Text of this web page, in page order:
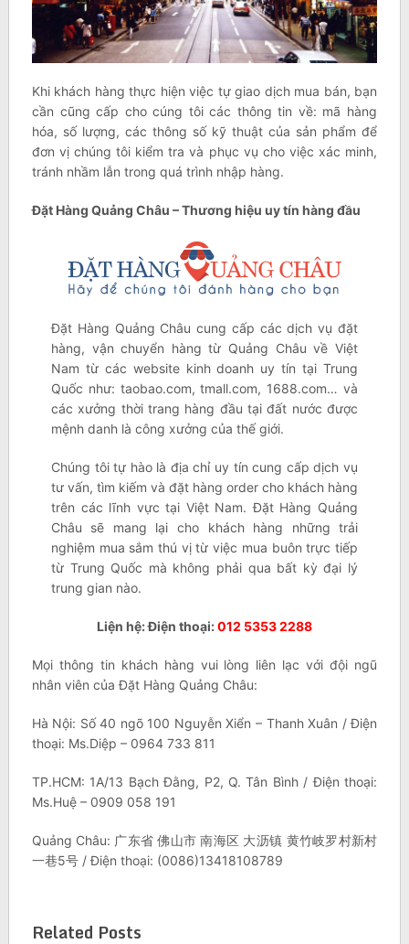
Khi khách hàng thực hiện việc tự giao dịch mua bán, bạn
cần cũng cấp cho cúng tôi các thông tin về: mã hàng
hóa, số lượng, các thông số kỹ thuật của sản phẩm để
đơn vị chúng tôi kiểm tra và phục vụ cho việc xác minh,
tránh nhầm lẫn trong quá trình nhập hàng.
Đặt Hàng Quảng Châu – Thương hiệu uy tín hàng đầu
Đặt Hàng Quảng Châu cung cấp các dịch vụ đặt
hàng, vận chuyển hàng từ Quảng Châu về Việt
Nam từ các website kinh doanh uy tín tại Trung
Quốc như: taobao.com, tmall.com, 1688.com… và
các xưởng thời trang hàng đầu tại đất nước được
mệnh danh là công xưởng của thế giới.
Chúng tôi tự hào là địa chỉ uy tín cung cấp dịch vụ
tư vấn, tìm kiếm và đặt hàng order cho khách hàng
trên các lĩnh vực tại Việt Nam. Đặt Hàng Quảng
Châu sẽ mang lại cho khách hàng những trải
nghiệm mua sắm thú vị từ việc mua buôn trực tiếp
từ Trung Quốc mà không phải qua bất kỳ đại lý
trung gian nào.
Liện hệ: Điện thoại:012 5353 2288
Mọi thông tin khách hàng vui lòng liên lạc với đội ngũ
nhân viên của Đặt Hàng Quảng Châu:
Hà Nội: Số 40 ngõ 100 Nguyễn Xiển – Thanh Xuân / Điện
thoại: Ms.Diệp – 0964 733 811
TP.HCM: 1A/13 Bạch Đằng, P2, Q. Tân Bình / Điện thoại:
Ms.Huệ – 0909 058 191
Quảng Châu: 广东省 佛山市 南海区 大沥镇 黄竹岐罗村新村
一巷5号 / Điện thoại: (0086)13418108789
Related Posts